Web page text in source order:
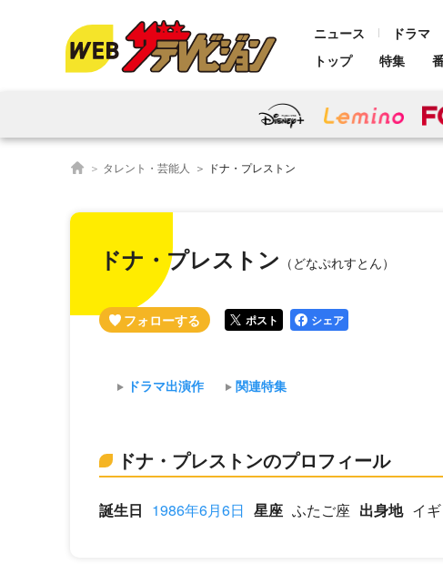
ニュース ドラマ
トップ
特集
タレント・芸能人 ドナ・プレストン
ドナ・プレストン （どなぷれすとん）
ポスト シェア
ドラマ出演作 関連特集
ドナ・プレストンのプロフィール
誕生日 1986年6月6日 星座 ふたご座 出身地 イ